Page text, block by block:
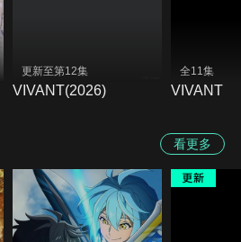
更新至第12集
VIVANT(2026)
全11集
VIVANT
看更多